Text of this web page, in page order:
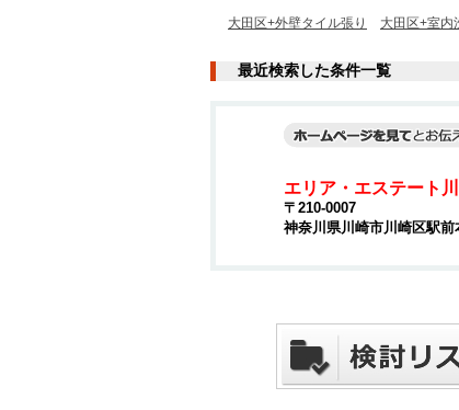
大田区+外壁タイル張り 大田区+室内
最近検索した条件一覧
エリア・エステート
〒210-0007
神奈川県川崎市川崎区駅